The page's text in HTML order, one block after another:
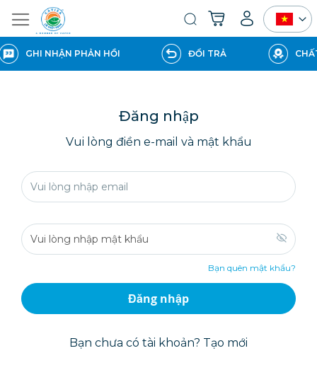
kiếm
Giỏ hàng của tôi
GHI NHẬN PHẢN HỒI ĐỔI TRẢ
Đăng nhập
Vui lòng điền e-mail và mật khẩu
Bạn quên mật khẩu?
Đăng nhập
Bạn chưa có tài khoản? Tạo mới